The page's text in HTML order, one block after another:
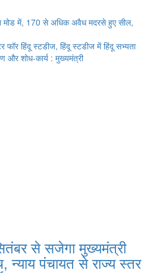
मोड में, 170 से अधिक अवैध मदरसे हुए सील,
फॉर हिंदू स्टडीज, हिंदू स्टडीज में हिंदू सभ्यता
और शोध-कार्य : मुख्यमंत्री
से सजेगा मुख्यमंत्री
न्याय पंचायत से राज्य स्तर